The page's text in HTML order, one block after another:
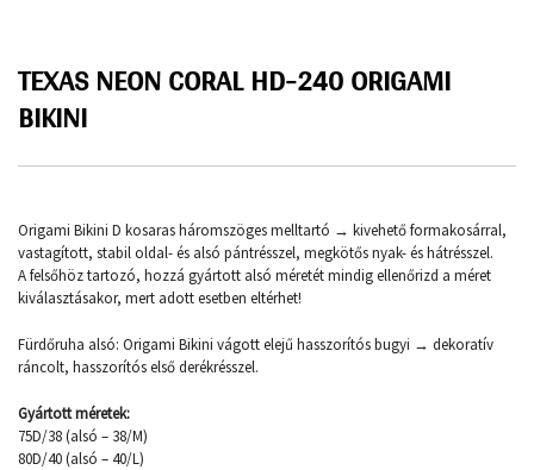
TEXAS NEON CORAL HD-240 ORIGAMI
BIKINI
Origami Bikini D kosaras háromszöges melltartó → kivehető formakosárral,
vastagított, stabil oldal- és alsó pántrésszel, megkötős nyak- és hátrésszel.
A felsőhöz tartozó, hozzá gyártott alsó méretét mindig ellenőrizd a méret
kiválasztásakor, mert adott esetben eltérhet!
Fürdőruha alsó: Origami Bikini vágott elejű hasszorítós bugyi → dekoratív
ráncolt, hasszorítós első derékrésszel.
Gyártott méretek:
75D/38 (alsó – 38/M)
80D/40 (alsó – 40/L)